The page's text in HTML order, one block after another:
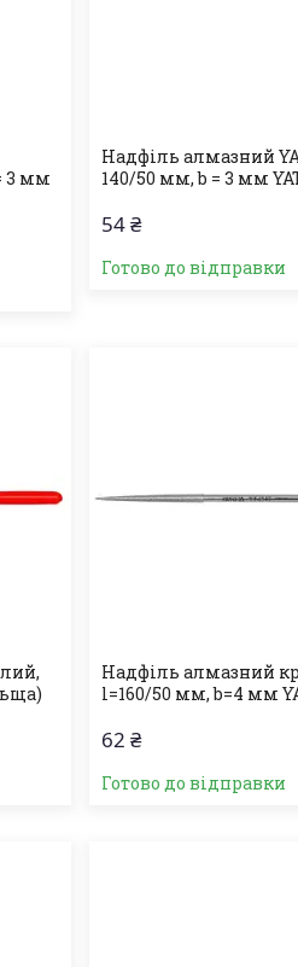
3 мм
Надфіль алмазний
140/50 мм, b = 3 мм
54 ₴
Готово до відправки
Надфіль алмазний
l=160/50 мм, b=4 мм
62 ₴
Готово до відправки